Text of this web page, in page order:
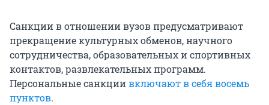
Санкции в отношении вузов предусматривают
прекращение культурных обменов, научного
сотрудничества, образовательных и спортивных
контактов, развлекательных программ.
Персональные санкциивключают в себя восемь
пунктов.